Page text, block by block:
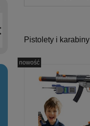
Pistolety i karabiny
nowość